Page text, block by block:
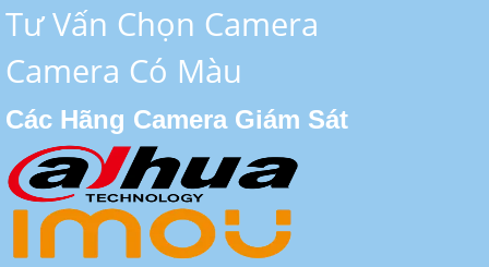
Tư Vấn Chọn Camera
Camera Có Màu
Các Hãng Camera Giám Sát